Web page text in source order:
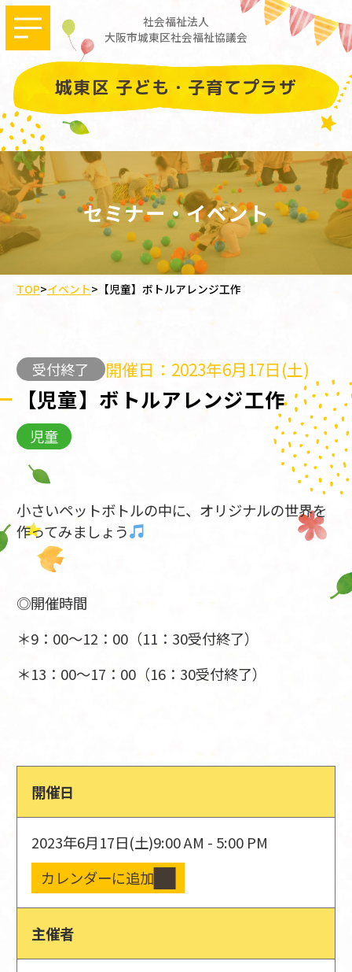
社会福祉法人
大阪市城東区社会福祉協議会
城東区 子ども・子育てプラザ
セミナー・イベント
TOP>イベント> 【児童】ボトルアレンジ工作
受付終了 開催日：2023年6月17日(土)
【児童】ボトルアレンジ工作
児童
小さいペットボトルの中に、オリジナルの世界を
作ってみましょう
◎開催時間
＊9：00～12：00（11：30受付終了）
＊13：00～17：00（16：30受付終了）
開催日
2023年6月17日(土)9:00 AM - 5:00 PM
カレンダーに追加
主催者